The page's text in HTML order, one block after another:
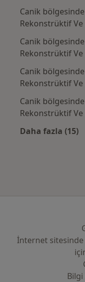
Canik
Rekonstrüktif Ve
Canik
Rekonstrüktif Ve
Canik
Rekonstrüktif Ve
Canik
Rekonstrüktif Ve
Daha fazla (15)
İnternet sitesinde
Bilgi